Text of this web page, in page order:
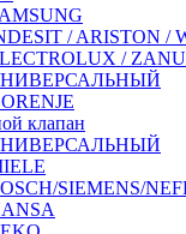
/ ARISTON /
/
клапан
SIEMENS/